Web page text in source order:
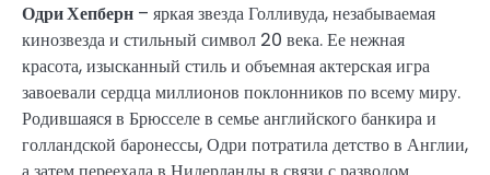
Одри Хепберн – яркая звезда Голливуда, незабываемая
кинозвезда и стильный символ 20 века. Ее нежная
красота, изысканный стиль и объемная актерская игра
завоевали сердца миллионов поклонников по всему миру.
Родившаяся в Брюсселе в семье английского банкира и
голландской баронессы, Одри потратила детство в Англии,